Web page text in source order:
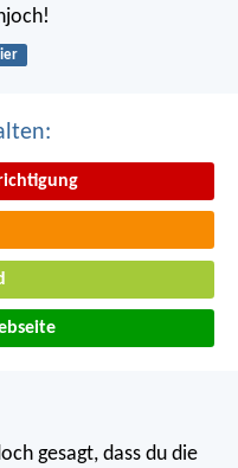
gesagt, dass du die